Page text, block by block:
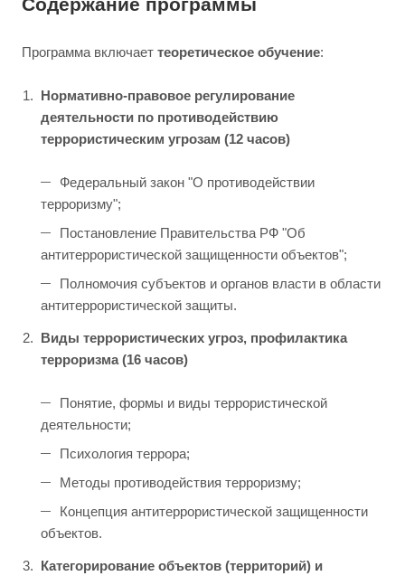
Программа включает теоретическое обучение:
Нормативно-правовое регулирование
деятельности по противодействию
террористическим угрозам (12 часов)
Федеральный закон "О противодействии
терроризму";
Постановление Правительства РФ "Об
антитеррористической защищенности объектов";
Полномочия субъектов и органов власти в области
антитеррористической защиты.
Виды террористических угроз, профилактика
терроризма (16 часов)
Понятие, формы и виды террористической
деятельности;
Психология террора;
Методы противодействия терроризму;
Концепция антитеррористической защищенности
объектов.
Категорирование объектов (территорий) и